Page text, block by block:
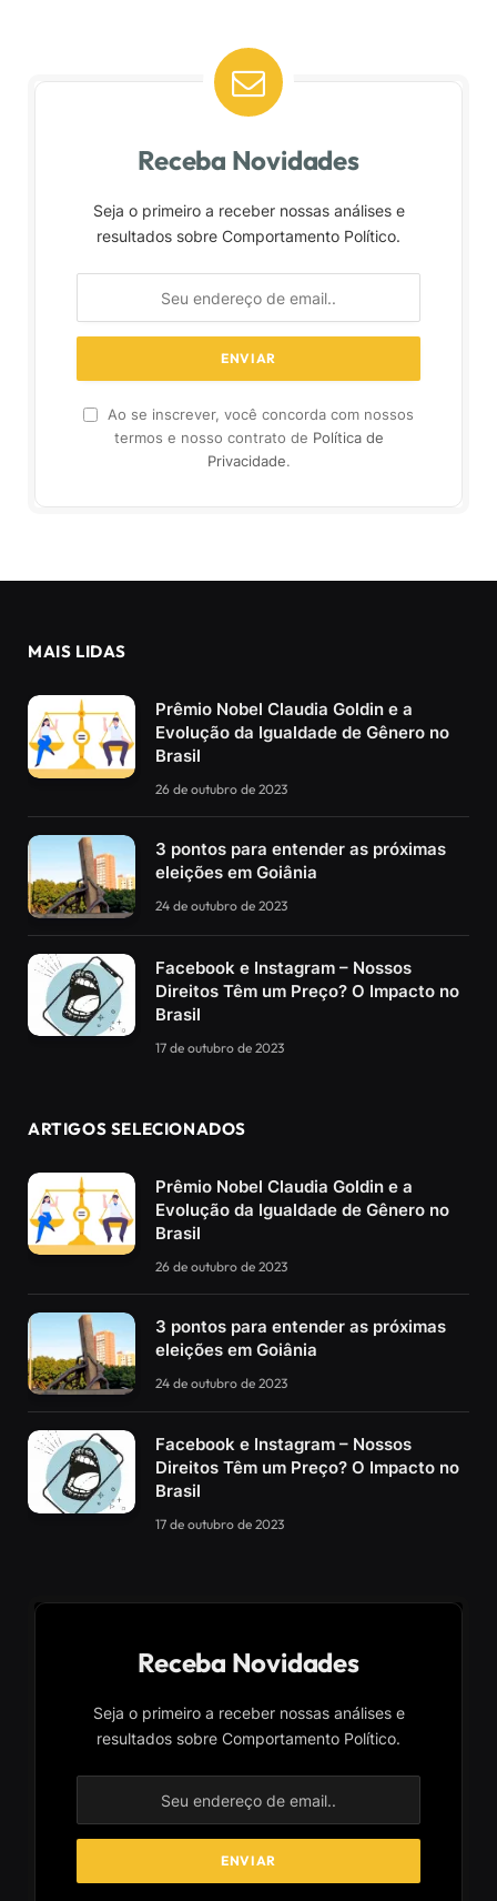
Receba Novidades
Seja o primeiro a receber nossas análises e
resultados sobre Comportamento Político.
Ao se inscrever, você concorda com nossos
termos e nosso contrato de Política de
Privacidade.
MAIS LIDAS
Prêmio Nobel Claudia Goldin e a
Evolução da Igualdade de Gênero no
Brasil
26 de outubro de 2023
3 pontos para entender as próximas
eleições em Goiânia
24 de outubro de 2023
Facebook e Instagram – Nossos
Direitos Têm um Preço? O Impacto no
Brasil
17 de outubro de 2023
ARTIGOS SELECIONADOS
Prêmio Nobel Claudia Goldin e a
Evolução da Igualdade de Gênero no
Brasil
26 de outubro de 2023
3 pontos para entender as próximas
eleições em Goiânia
24 de outubro de 2023
Facebook e Instagram – Nossos
Direitos Têm um Preço? O Impacto no
Brasil
17 de outubro de 2023
Receba Novidades
Seja o primeiro a receber nossas análises e
resultados sobre Comportamento Político.